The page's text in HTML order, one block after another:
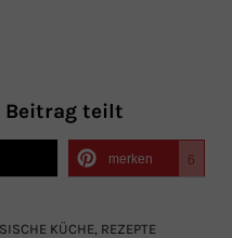
Beitrag teilt
merken 6
KÜCHE REZEPTE